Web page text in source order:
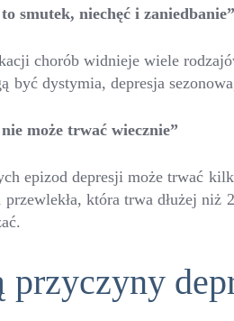
smutek, niechęć i zaniedbanie”
chorób widnieje wiele
być dystymia, depresja
może trwać wiecznie”
epizod depresji może trwać
przewlekła, która trwa dłużej
przyczyny